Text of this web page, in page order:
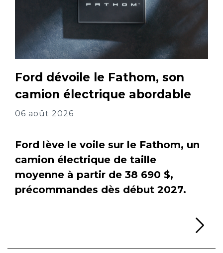
Ford dévoile le Fathom, son
camion électrique abordable
06 août 2026
Ford lève le voile sur le Fathom, un
camion électrique de taille
moyenne à partir de 38 690 $,
précommandes dès début 2027.